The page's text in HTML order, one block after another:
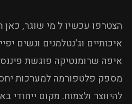
הצטרפו עכשיו ל מי שוגר, כאן
איכותיים וג'נטלמנים ונשים
מספק פלטפורמה למערכות
להיווצר ולצמוח. מקום ייחודי